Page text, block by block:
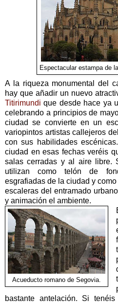
Espectacular estampa de
A la riqueza monumental del
hay que añadir un nuevo
Titirimundi que desde hace ya
celebrando a principios de
ciudad se convierte en un
variopintos artistas callejeros
con sus habilidades
ciudad en esas fechas veréis
salas cerradas y al aire libre.
utilizan como telón de
esgrafiadas de la ciudad y
escaleras del entramado
y animación el ambiente.
Acueducto romano de Segovia.
bastante antelación. Si